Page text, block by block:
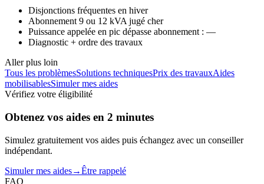
Disjonctions fréquentes en hiver
Abonnement 9 ou 12 kVA jugé cher
Puissance appelée en pic dépasse abonnement : —
Diagnostic + ordre des travaux
Aller plus loin
Tous les problèmesSolutions techniquesPrix des travauxAides
mobilisablesSimuler mes aides
Vérifiez votre éligibilité
Obtenez vos aides en 2 minutes
Simulez gratuitement vos aides puis échangez avec un conseiller
indépendant.
Simuler mes aides→Être rappelé
FAQ